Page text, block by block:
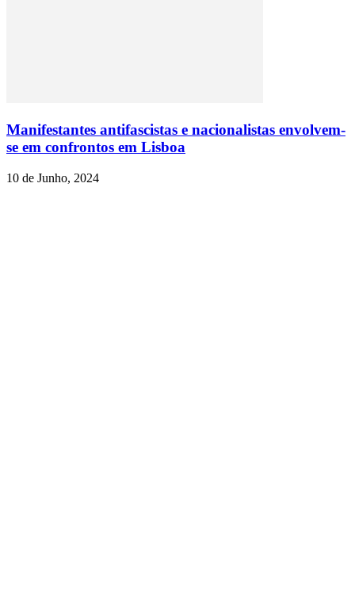
Manifestantes antifascistas e nacionalistas envolvem-
se em confrontos em Lisboa
10 de Junho, 2024